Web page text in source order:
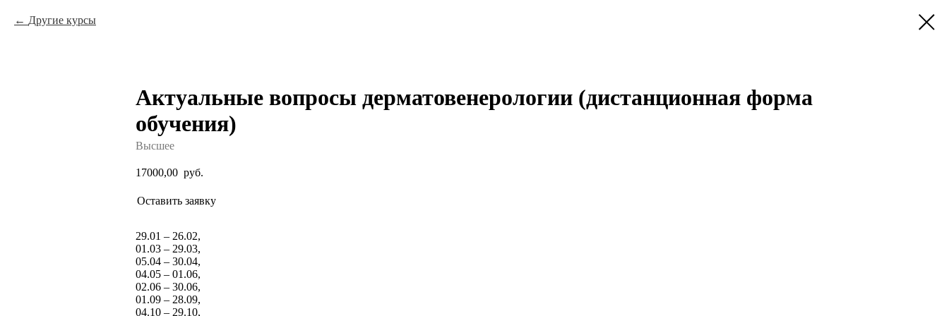
Другие курсы
Актуальные вопросы дерматовенерологии (дистанционная форма
обучения)
Высшее
17000,00 руб.
Оставить заявку
29.01 – 26.02,
01.03 – 29.03,
05.04 – 30.04,
04.05 – 01.06,
02.06 – 30.06,
01.09 – 28.09,
04.10 – 29.10,